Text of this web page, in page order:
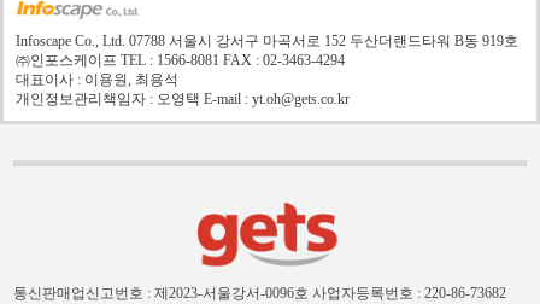
Infoscape Co., Ltd. 07788 서울시 강서구 마곡서로 152 두산더랜드타워 B동 919호
㈜인포스케이프 TEL : 1566-8081 FAX : 02-3463-4294
대표이사 : 이용원, 최용석
개인정보관리책임자 : 오영택 E-mail : yt.oh@gets.co.kr
통신판매업신고번호 : 제2023-서울강서-0096호 사업자등록번호 : 220-86-73682